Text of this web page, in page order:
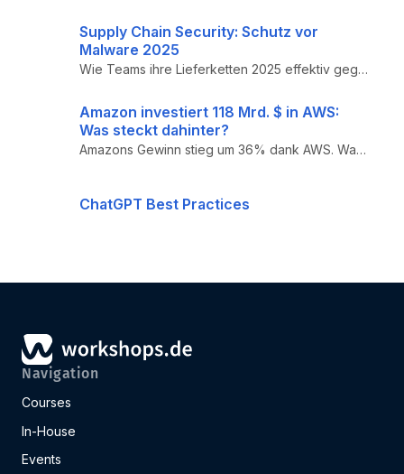
Supply Chain Security: Schutz vor
Malware 2025
Wie Teams ihre Lieferketten 2025 effektiv gegen Malware-Angriffe absichern und welche Strategien jetzt entscheidend sind...
Amazon investiert 118 Mrd. $ in AWS:
Was steckt dahinter?
Amazons Gewinn stieg um 36% dank AWS. Was bedeuten die massiven Investitionen in Rechenzentren für die Cloud-Branche und...
ChatGPT Best Practices
Navigation
Courses
In-House
Events